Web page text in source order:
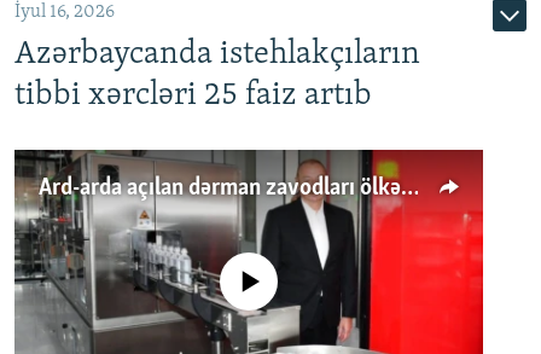
İyul 16, 2026
Azərbaycanda istehlakçıların
tibbi xərcləri 25 faiz artıb
Ard-arda açılan dərman zavodları ölkənin tələbatını ödəyirmi?
No media source currently available